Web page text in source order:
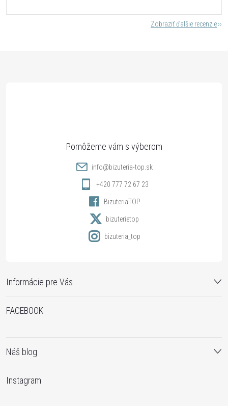
Zobraziť ďalšie recenzie
Informácie pre Vás
info@bizuteria-top.sk
+420 777 72 67 23
BizuteriaTOP
bizuterietop
bizuteria_top
FACEBOOK
Náš blog
Instagram